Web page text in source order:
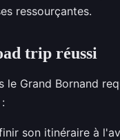
ressourçantes.
trip réussi
Grand Bornand
son itinéraire à